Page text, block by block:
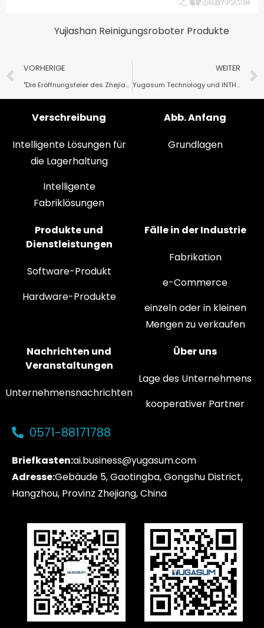
Yujiashan Reinigungsroboter Produkte
VORHERIGE
"Die Eröffnungsfeier des Zhejiang Alumni Home der Huazhong University of Science and Technology und der Yugasum Company war ein voller Erfolg.
WEITER
Yugasum Technology und INTHER GROUP (Niederlande) vereinbaren strategische Zusammenarbeit
Verschreibung
Intelligente Lösungen für
die Lagerhaltung
Intelligente
Fabriklösungen
Abb. Anfang
Grundlagen
Produkte und
Dienstleistungen
Software-Produkt
Hardware-Produkte
Fälle in der Industrie
Fabrikation
e-Commerce
einzeln oder in kleinen
Mengen zu verkaufen
Nachrichten und
Veranstaltungen
Unternehmensnachrichten
Über uns
Lage des Unternehmens
kooperativer Partner
0571-88171788
Briefkasten:ai.business@yugasum.com
Adresse:Gebäude 5, Gaotingba, Gongshu District,
Hangzhou, Provinz Zhejiang, China